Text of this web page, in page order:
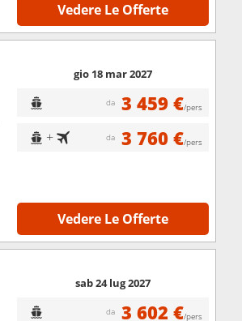
Vedere Le Offerte
gio 18 mar 2027
da 3 459 €/pers
+ da 3 760 €/pers
Vedere Le Offerte
sab 24 lug 2027
da 3 602 €/pers